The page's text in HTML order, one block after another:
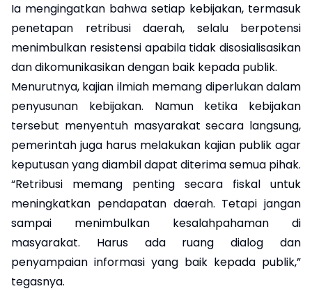
Ia mengingatkan bahwa setiap kebijakan, termasuk
penetapan retribusi daerah, selalu berpotensi
menimbulkan resistensi apabila tidak disosialisasikan
dan dikomunikasikan dengan baik kepada publik.
Menurutnya, kajian ilmiah memang diperlukan dalam
penyusunan kebijakan. Namun ketika kebijakan
tersebut menyentuh masyarakat secara langsung,
pemerintah juga harus melakukan kajian publik agar
keputusan yang diambil dapat diterima semua pihak.
“Retribusi memang penting secara fiskal untuk
meningkatkan pendapatan daerah. Tetapi jangan
sampai menimbulkan kesalahpahaman di
masyarakat. Harus ada ruang dialog dan
penyampaian informasi yang baik kepada publik,”
tegasnya.